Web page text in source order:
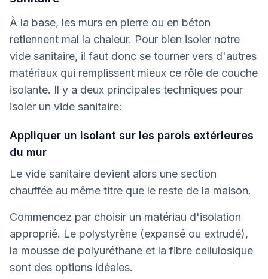
À la base, les murs en pierre ou en béton
retiennent mal la chaleur. Pour bien isoler notre
vide sanitaire, il faut donc se tourner vers d'autres
matériaux qui remplissent mieux ce rôle de couche
isolante. Il y a deux principales techniques pour
isoler un vide sanitaire:
Appliquer un isolant sur les parois extérieures
du mur
Le vide sanitaire devient alors une section
chauffée au même titre que le reste de la maison.
Commencez par choisir un matériau d'isolation
approprié. Le polystyrène (expansé ou extrudé),
la mousse de polyuréthane et la fibre cellulosique
sont des options idéales.